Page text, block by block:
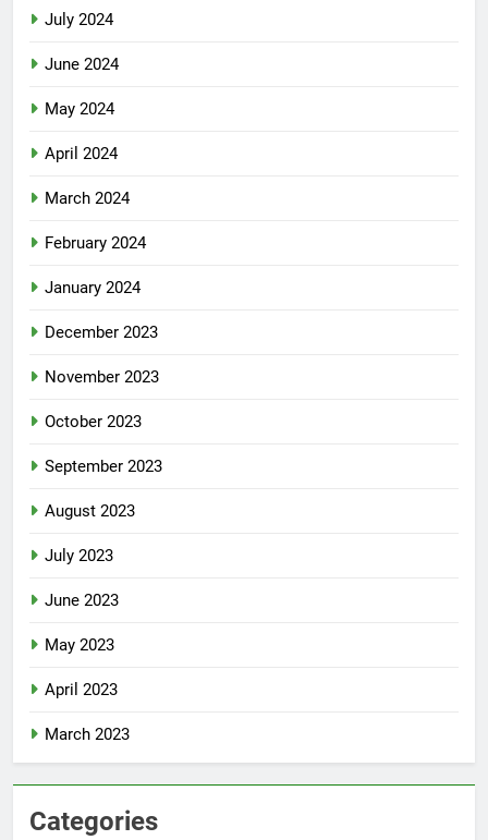
July 2024
June 2024
May 2024
April 2024
March 2024
February 2024
January 2024
December 2023
November 2023
October 2023
September 2023
August 2023
July 2023
June 2023
May 2023
April 2023
March 2023
Categories